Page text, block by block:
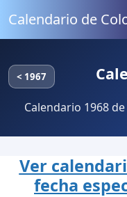
Calendario de
< 1967
Calendario 1968
Ver
fecha